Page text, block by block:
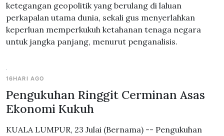
ketegangan geopolitik yang berulang di laluan
perkapalan utama dunia, sekali gus menyerlahkan
keperluan memperkukuh ketahanan tenaga negara
untuk jangka panjang, menurut penganalisis.
16HARI AGO
Pengukuhan Ringgit Cerminan Asas
Ekonomi Kukuh
KUALA LUMPUR, 23 Julai (Bernama) -- Pengukuhan